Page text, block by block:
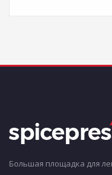
Большая площадка для